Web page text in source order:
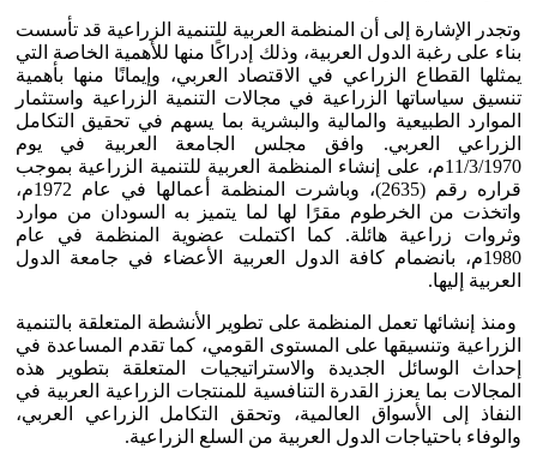
وتجدر الإشارة إلى أن المنظمة العربية للتنمية الزراعية قد تأسست
بناء على رغبة الدول العربية، وذلك إدراكًا منها للأهمية الخاصة التي
يمثلها القطاع الزراعي في الاقتصاد العربي، وإيمانًا منها بأهمية
تنسيق سياساتها الزراعية في مجالات التنمية الزراعية واستثمار
الموارد الطبيعية والمالية والبشرية بما يسهم في تحقيق التكامل
الزراعي العربي. وافق مجلس الجامعة العربية في يوم
11/3/1970م، على إنشاء المنظمة العربية للتنمية الزراعية بموجب
قراره رقم (2635)، وباشرت المنظمة أعمالها في عام 1972م،
واتخذت من الخرطوم مقرًا لها لما يتميز به السودان من موارد
وثروات زراعية هائلة. كما اكتملت عضوية المنظمة في عام
1980م، بانضمام كافة الدول العربية الأعضاء في جامعة الدول
العربية إليها.
ومنذ إنشائها تعمل المنظمة على تطوير الأنشطة المتعلقة بالتنمية
الزراعية وتنسيقها على المستوى القومي، كما تقدم المساعدة في
إحداث الوسائل الجديدة والاستراتيجيات المتعلقة بتطوير هذه
المجالات بما يعزز القدرة التنافسية للمنتجات الزراعية العربية في
النفاذ إلى الأسواق العالمية، وتحقق التكامل الزراعي العربي،
والوفاء باحتياجات الدول العربية من السلع الزراعية.